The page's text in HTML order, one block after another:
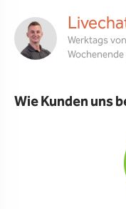
Werktags
Wie Kunden uns